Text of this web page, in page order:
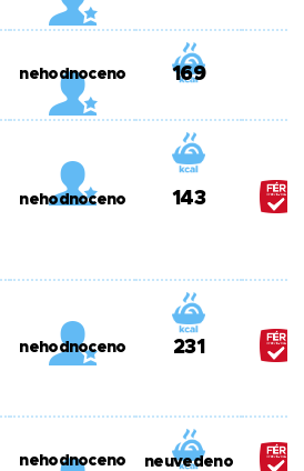
nehodnoceno 169
nehodnoceno 143
nehodnoceno 231
nehodnoceno neuvedeno